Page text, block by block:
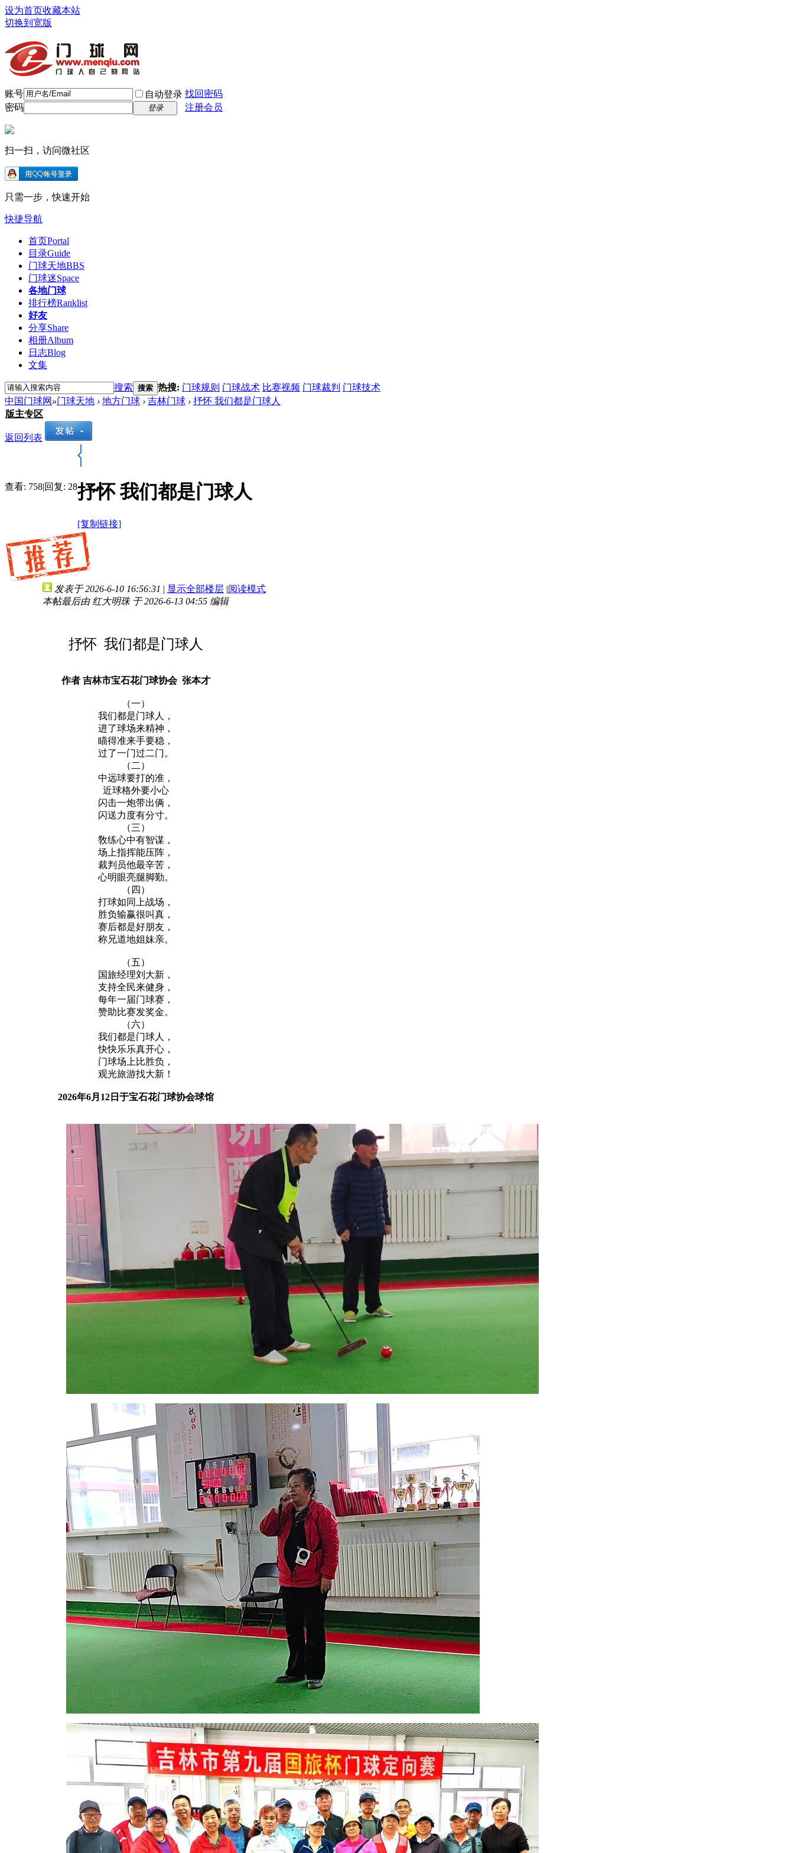
设为首页收藏本站
切换到宽版
账号 自动登录 找回密码
密码
登录 注册会员
扫一扫，访问微社区
只需一步，快速开始
快捷导航
首页Portal
目录Guide
门球天地BBS
门球迷Space
各地门球
排行榜Ranklist
好友
分享Share
相册Album
日志Blog
文集
搜索 搜索 热搜: 门球规则 门球战术 比赛视频 门球裁判 门球技术
中国门球网 »门球天地 › 地方门球 › 吉林门球 › 抒怀 我们都是门球人
版主专区
返回列表
查看: 758|回复: 28抒怀 我们都是门球人
[复制链接]
发表于 2026-6-10 16:56:31 | 显示全部楼层 |阅读模式
本帖最后由 红大明珠 于 2026-6-13 04:55 编辑
抒怀 我们都是门球人
作者 吉林市宝石花门球协会 张本才
（一）
我们都是门球人，
进了球场来精神，
瞄得准来手要稳，
过了一门过二门。
（二）
中远球要打的准，
近球格外要小心
闪击一炮带出俩，
闪送力度有分寸。
（三）
敎练心中有智谋，
场上指挥能压阵，
裁判员他最辛苦，
心明眼亮腿脚勤。
（四）
打球如同上战场，
胜负输赢很叫真，
赛后都是好朋友，
称兄道地姐妹亲。
（五）
国旅经理刘大新，
支持全民来健身，
每年一届门球赛，
赞助比赛发奖金。
（六）
我们都是门球人，
快快乐乐真开心，
门球场上比胜负，
观光旅游找大新！
2026年6月12日于宝石花门球协会球馆